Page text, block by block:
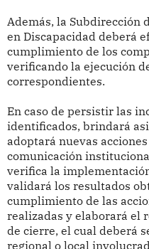
Además, la Subdirección
en Discapacidad deberá
cumplimiento de los
verificando la ejecución
correspondientes.
En caso de persistir las
identificados, brindará
adoptará nuevas
comunicación
verifica la
validará los resultados
cumplimiento de las
realizadas y elaborará el
de cierre, el cual deberá
regional o local